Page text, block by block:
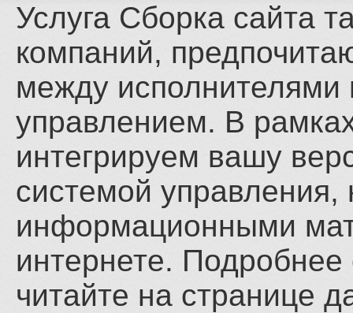
Услуга Сборка сайта
компаний,
между исполнителями
управлением. В
интегрируем вашу
системой управления,
информационными
интернете. Подробнее
читайте на странице